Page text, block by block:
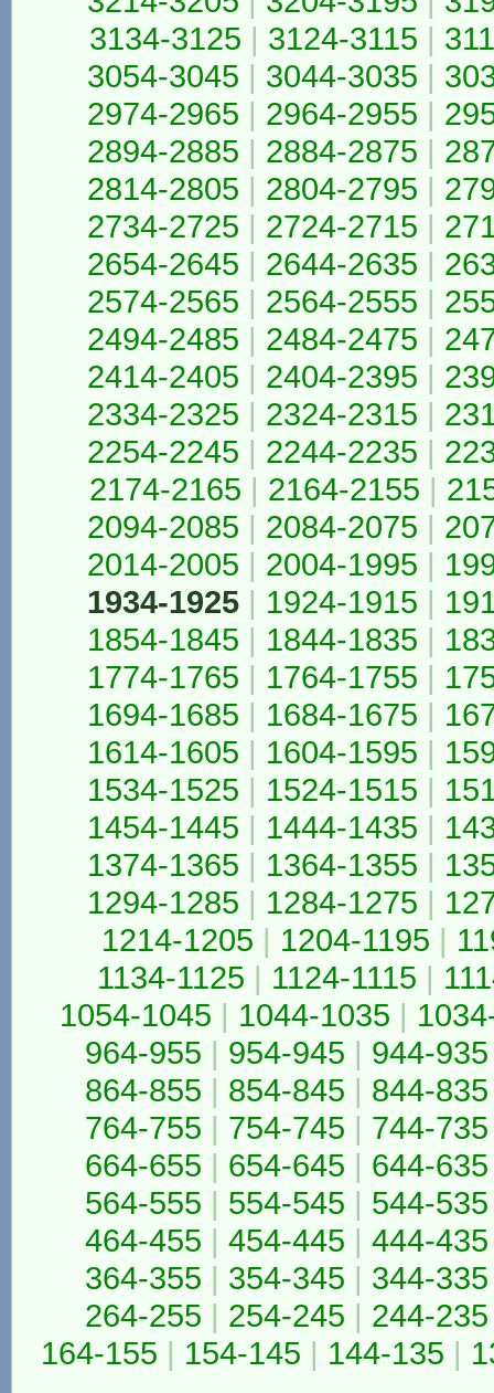
3134-3125 | 3124-3115 |
3054-3045 | 3044-3035 |
2974-2965 | 2964-2955 |
2894-2885 | 2884-2875 |
2814-2805 | 2804-2795 |
2734-2725 | 2724-2715 |
2654-2645 | 2644-2635 |
2574-2565 | 2564-2555 |
2494-2485 | 2484-2475 |
2414-2405 | 2404-2395 |
2334-2325 | 2324-2315 |
2254-2245 | 2244-2235 |
2174-2165 | 2164-2155 |
2094-2085 | 2084-2075 |
2014-2005 | 2004-1995 |
1934-1925 | 1924-1915 |
1854-1845 | 1844-1835 |
1774-1765 | 1764-1755 |
1694-1685 | 1684-1675 |
1614-1605 | 1604-1595 |
1534-1525 | 1524-1515 |
1454-1445 | 1444-1435 |
1374-1365 | 1364-1355 |
1294-1285 | 1284-1275 |
1214-1205 | 1204-1195 |
1134-1125 | 1124-1115 |
1054-1045 | 1044-1035 |
964-955 | 954-945 | 944-935
864-855 | 854-845 | 844-835
764-755 | 754-745 | 744-735
664-655 | 654-645 | 644-635
564-555 | 554-545 | 544-535
464-455 | 454-445 | 444-435
364-355 | 354-345 | 344-335
264-255 | 254-245 | 244-235
164-155 | 154-145 | 144-135 |